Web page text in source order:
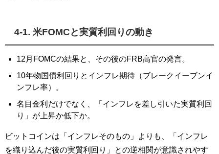
4-1. 米FOMCと実質利回りの動き
12月FOMCの結果と、その後のFRB高官の発言。
10年物国債利回りとインフレ期待（ブレークイーブンイ
ンフレ率）。
名目金利だけでなく、「インフレを差し引いた実質利回
り」が上昇か低下か。
ビットコインは「インフレそのもの」よりも、「インフレ
を織り込んだ後の実質利回り」との逆相関が意識されやす